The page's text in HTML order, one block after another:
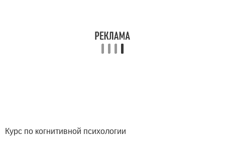
Курс по когнитивной психологии